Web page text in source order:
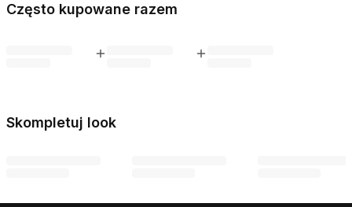
Często kupowane razem
Skompletuj look